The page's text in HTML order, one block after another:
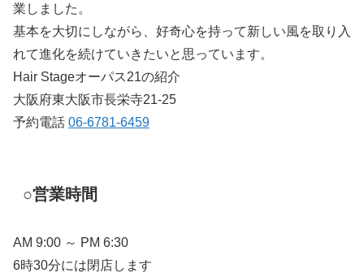
業しました。
基本を大切にしながら、好奇心を持って新しい風を取り入
れて進化を続けていきたいと思っています。
Hair Stageオーパス21の紹介
大阪府東大阪市長栄寺21-25
予約電話 06-6781-6459
○営業時間
AM 9:00 ～ PM 6:30
6時30分には閉店します